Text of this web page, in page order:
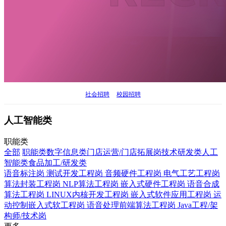
社会招聘 校园招聘
人工智能类
职能类
全部 职能类数字信息类门店运营/门店拓展岗技术研发类人工
智能类食品加工/研发类
语音标注岗 测试开发工程岗 音频硬件工程岗 电气工艺工程岗
算法封装工程岗 NLP算法工程岗 嵌入式硬件工程岗 语音合成
算法工程岗 LINUX内核开发工程岗 嵌入式软件应用工程岗 运
动控制嵌入式软工程岗 语音处理前端算法工程岗 Java工程/架
构师/技术岗